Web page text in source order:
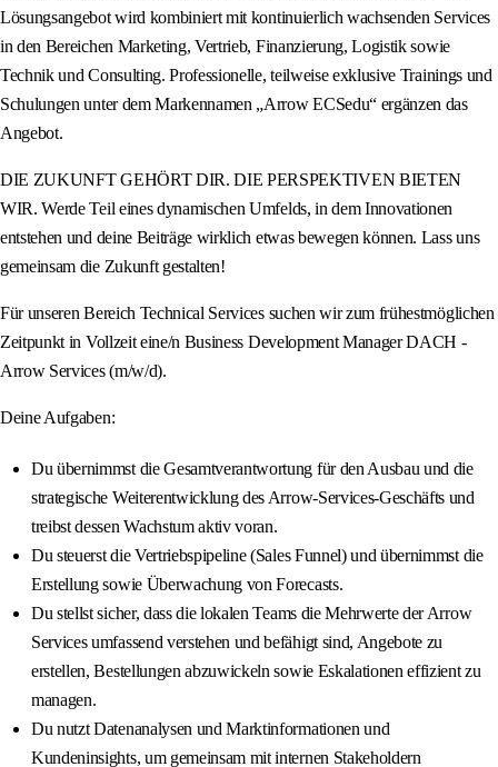
Lösungsangebot wird kombiniert mit kontinuierlich wachsenden Services
in den Bereichen Marketing, Vertrieb, Finanzierung, Logistik sowie
Technik und Consulting. Professionelle, teilweise exklusive Trainings und
Schulungen unter dem Markennamen „Arrow ECSedu“ ergänzen das
Angebot.
DIE ZUKUNFT GEHÖRT DIR. DIE PERSPEKTIVEN BIETEN
WIR. Werde Teil eines dynamischen Umfelds, in dem Innovationen
entstehen und deine Beiträge wirklich etwas bewegen können. Lass uns
gemeinsam die Zukunft gestalten!
Für unseren Bereich Technical Services suchen wir zum frühestmöglichen
Zeitpunkt in Vollzeit eine/n Business Development Manager DACH -
Arrow Services (m/w/d).
Deine Aufgaben:
Du übernimmst die Gesamtverantwortung für den Ausbau und die
strategische Weiterentwicklung des Arrow-Services-Geschäfts und
treibst dessen Wachstum aktiv voran.
Du steuerst die Vertriebspipeline (Sales Funnel) und übernimmst die
Erstellung sowie Überwachung von Forecasts.
Du stellst sicher, dass die lokalen Teams die Mehrwerte der Arrow
Services umfassend verstehen und befähigt sind, Angebote zu
erstellen, Bestellungen abzuwickeln sowie Eskalationen effizient zu
managen.
Du nutzt Datenanalysen und Marktinformationen und
Kundeninsights, um gemeinsam mit internen Stakeholdern